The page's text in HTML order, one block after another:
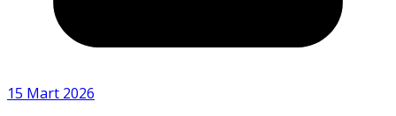
15 Mart 2026